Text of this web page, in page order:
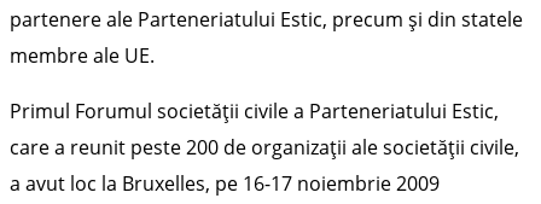
partenere ale Parteneriatului Estic, precum şi din statele
membre ale UE.
Primul Forumul societăţii civile a Parteneriatului Estic,
care a reunit peste 200 de organizaţii ale societăţii civile,
a avut loc la Bruxelles, pe 16-17 noiembrie 2009